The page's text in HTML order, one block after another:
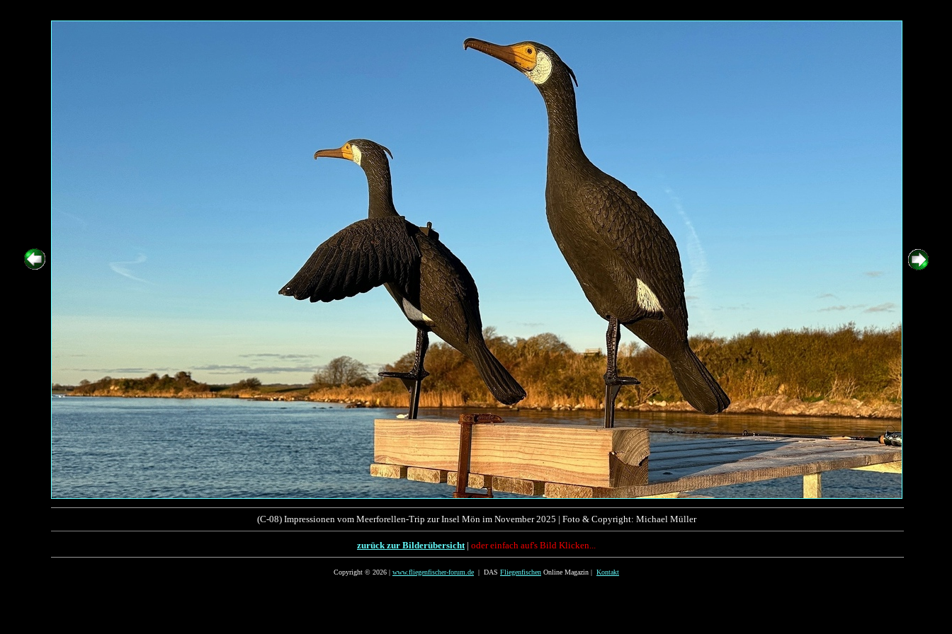
(C-08) Impressionen vom Meerforellen-Trip zur Insel Mön im November 2025 | Foto & Copyright: Michael Müller
zurück zur Bilderübersicht| oder einfach auf's Bild Klicken...
Copyright © 2026 | www.fliegenfischer-forum.de | DAS Fliegenfischen Online Magazin | Kontakt